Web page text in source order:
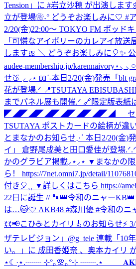
Tension」に #岩立沙穂 が出演しま
立が登場❀˖° どうぞお楽しみに🤍 #
2/20(金)22:00～ TOKYO FM ポッド
「可憐なアイボリーのカレアイ放送
します🎀 ＼ どうぞお楽しみに🎈✨
audee-membership.jp/karennaivory⋆⸜ ⸜
せ🍑 ⸝‍ ⸝‍⋆ 📖´-本日2/20(金)発売「blt
花が登場.ᐟ 📍TSUTAYA
までパネル展も開催.ᐟ 🔗限定版表紙
◤◢◤◢◤◢◤◢◤◢◤◢◤◢ セブン
TSUTAYA ポストカードの絵柄が違
とまなかのお知らせ⋰ 本日2/20(金)
イ」 倉野尾成美と田口愛佳が登場
かのグラビア掲載⸝⋆⸝⋆ ▼まなかの
ら！ https://7net.omni7.jp/detail/
付き🎈⸒⸒ ▼詳しくはこちら https://
22日に誕生 // 🐾👑令和のニャー
は…🐱🩵 AKB48 #森川優 #令和のニ
ꉂꉂ📢こひ☕️とカイリ🎸のお知らせ⚡
ザテレビジョン」@g_tele 連載「10
い。」に 成田香姫奈 、奥本カイリ
⋆☾·̩͙⋆.┈┈ ⊹°｡🌸｡°⊹ ┈┈.⋆